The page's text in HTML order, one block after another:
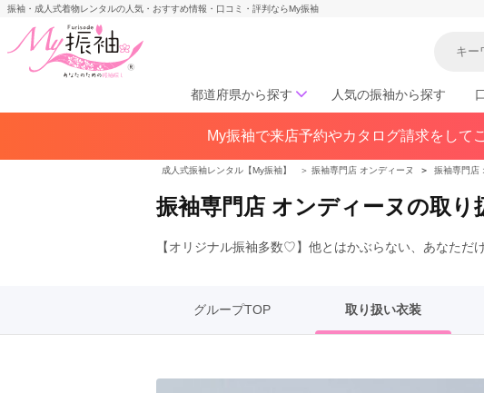
振袖・成人式着物レンタルの人気・おすすめ情報・口コミ・評判ならMy振袖
都道府県から探す
北海道／東北
北海道(141) 青森県(41)
岩手県(30)
福島県(60)
岐阜県(85)
三重県(76)
長野県(80)
新潟県(65)
関西
人気の振袖から探す
My振袖で来店予約やカタログ請求をして
成人式振袖レンタル【My振袖】 ＞ 振袖専門店 オンディーヌ ＞ 振袖専門店
振袖専門店 オンディーヌの取り
【オリジナル振袖多数♡】他とはかぶらない、あなただ
グループTOP 取り扱い衣装